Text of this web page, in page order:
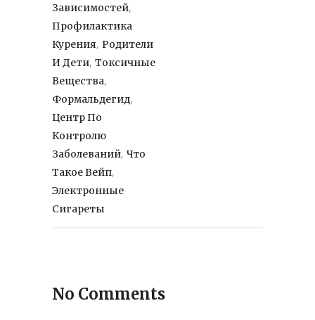
Зависимостей,
Профилактика
Курения, Родители
И Дети, Токсичные
Вещества,
Формальдегид,
Центр По
Контролю
Заболеваний, Что
Такое Вейп,
Электронные
Сигареты
No Comments